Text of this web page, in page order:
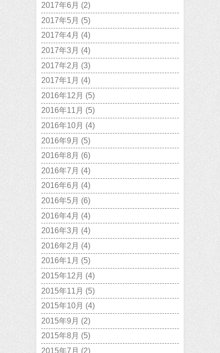
2017年6月 (2)
2017年5月 (5)
2017年4月 (4)
2017年3月 (4)
2017年2月 (3)
2017年1月 (4)
2016年12月 (5)
2016年11月 (5)
2016年10月 (4)
2016年9月 (5)
2016年8月 (6)
2016年7月 (4)
2016年6月 (4)
2016年5月 (6)
2016年4月 (4)
2016年3月 (4)
2016年2月 (4)
2016年1月 (5)
2015年12月 (4)
2015年11月 (5)
2015年10月 (4)
2015年9月 (2)
2015年8月 (5)
2015年7月 (2)